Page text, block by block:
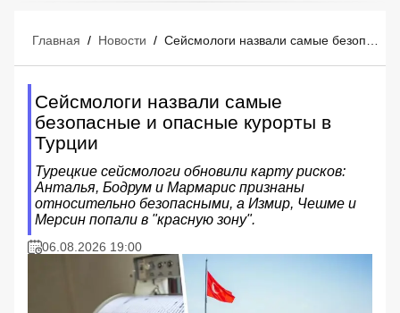
Главная / Новости /
Сейсмологи назвали самые
безопасные и опасные курорты в
Турции
Турецкие сейсмологи обновили карту рисков:
Анталья, Бодрум и Мармарис признаны
относительно безопасными, а Измир, Чешме и
Мерсин попали в "красную зону".
06.08.2026 19:00